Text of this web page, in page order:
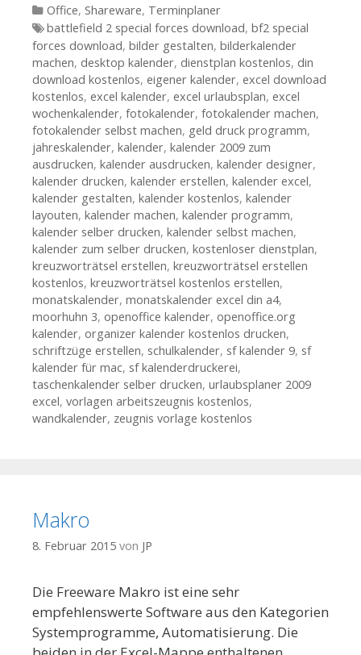
Kategorien
Office, Shareware, Terminplaner
Tags
battlefield 2 special forces download, bf2 special
forces download, bilder gestalten, bilderkalender
machen, desktop kalender, dienstplan kostenlos, din
download kostenlos, eigener kalender, excel download
kostenlos, excel kalender, excel urlaubsplan, excel
wochenkalender, fotokalender, fotokalender machen,
fotokalender selbst machen, geld druck programm,
jahreskalender, kalender, kalender 2009 zum
ausdrucken, kalender ausdrucken, kalender designer,
kalender drucken, kalender erstellen, kalender excel,
kalender gestalten, kalender kostenlos, kalender
layouten, kalender machen, kalender programm,
kalender selber drucken, kalender selbst machen,
kalender zum selber drucken, kostenloser dienstplan,
kreuzworträtsel erstellen, kreuzworträtsel erstellen
kostenlos, kreuzworträtsel kostenlos erstellen,
monatskalender, monatskalender excel din a4,
moorhuhn 3, openoffice kalender, openoffice.org
kalender, organizer kalender kostenlos drucken,
schriftzüge erstellen, schulkalender, sf kalender 9, sf
kalender für mac, sf kalenderdruckerei,
taschenkalender selber drucken, urlaubsplaner 2009
excel, vorlagen arbeitszeugnis kostenlos,
wandkalender, zeugnis vorlage kostenlos
Makro
8. Februar 2015 von JP
Die Freeware Makro ist eine sehr
empfehlenswerte Software aus den Kategorien
Systemprogramme, Automatisierung. Die